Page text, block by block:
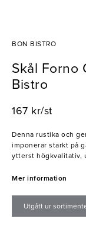
BON BISTRO
Skål Forno
Bistro
167 kr/st
Denna rustika och
imponerar starkt på
ytterst högkvalitativ,
juvel, det perfekta
- Högkvalitativ
Mer information
Utgått ur